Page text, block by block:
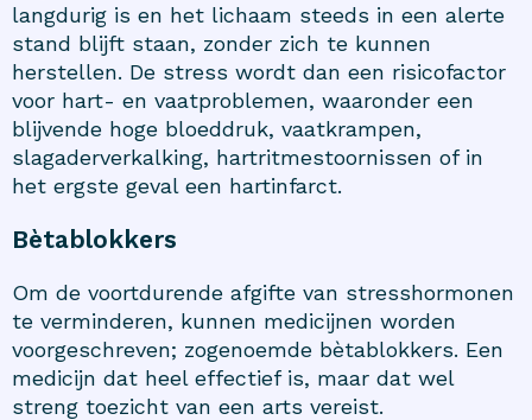
langdurig is en het lichaam steeds in een alerte
stand blijft staan, zonder zich te kunnen
herstellen. De stress wordt dan een risicofactor
voor hart- en vaatproblemen, waaronder een
blijvende hoge bloeddruk, vaatkrampen,
slagaderverkalking, hartritmestoornissen of in
het ergste geval een hartinfarct.
Bètablokkers
Om de voortdurende afgifte van stresshormonen
te verminderen, kunnen medicijnen worden
voorgeschreven; zogenoemde bètablokkers. Een
medicijn dat heel effectief is, maar dat wel
streng toezicht van een arts vereist.